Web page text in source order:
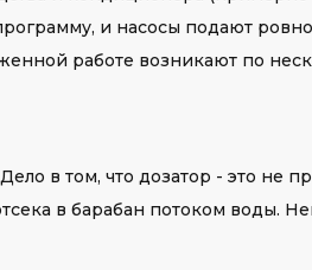
и насосы подают
работе возникают по
в том, что дозатор - это не
в барабан потоком воды.